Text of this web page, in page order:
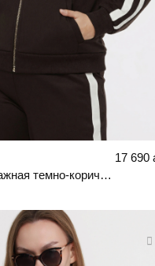
Куртка трикотажная темно-коричневого цвета прямого кроя
17 690